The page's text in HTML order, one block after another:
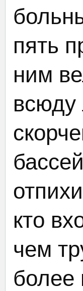
пять
ним
кто
чем
более